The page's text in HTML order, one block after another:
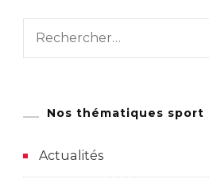
Rechercher :
Nos thématiques sport
Actualités